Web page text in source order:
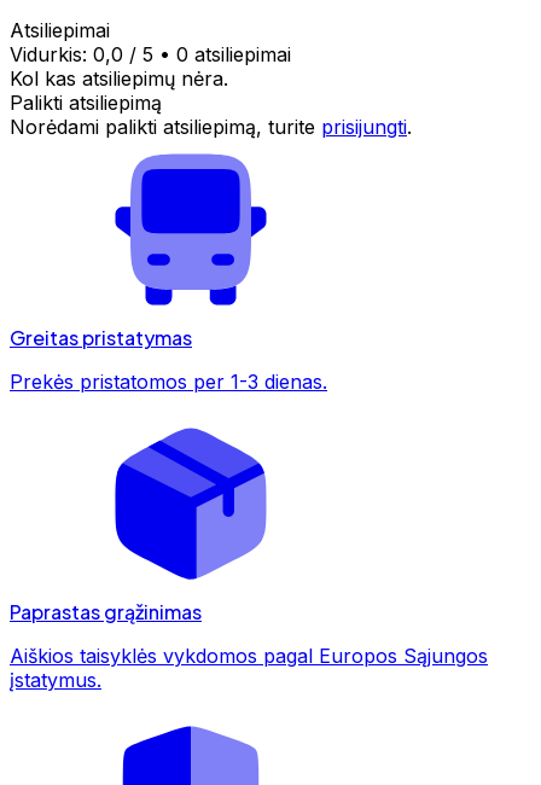
Atsiliepimai
Vidurkis: 0,0 / 5 • 0 atsiliepimai
Kol kas atsiliepimų nėra.
Palikti atsiliepimą
Norėdami palikti atsiliepimą, turite prisijungti.
Greitas pristatymas
Prekės pristatomos per 1-3 dienas.
Paprastas grąžinimas
Aiškios taisyklės vykdomos pagal Europos Sąjungos
įstatymus.